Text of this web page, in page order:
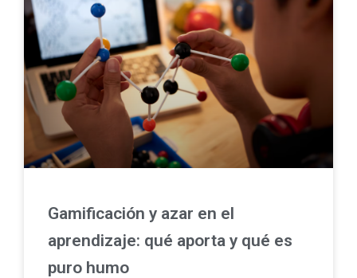
Gamificación y azar en el
aprendizaje: qué aporta y qué es
puro humo